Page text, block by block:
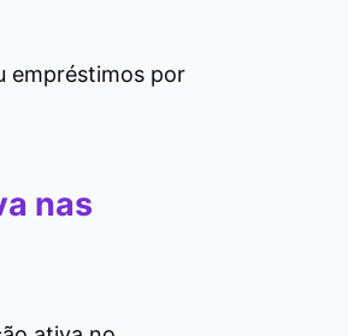
empréstimos por
nas